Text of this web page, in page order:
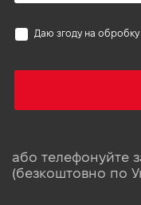
Даю згоду на обробку
або телефонуйте
(безкоштовно по